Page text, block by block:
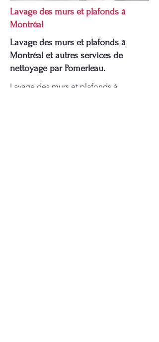
Lavage des murs et plafonds à
Montréal
Lavage des murs et plafonds à
Montréal et autres services de
nettoyage par Pomerleau.
Lavage des murs et plafonds à